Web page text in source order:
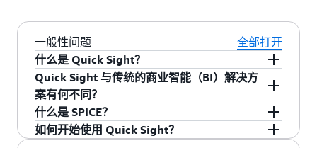
一般性问题
全部打开
什么是 Quick Sight？
Amazon Quick Sight 在 Quick 中提供人工智能支
持的 BI 功能，将数据转化为适用于所有人的战略
洞察，从而加快决策速度并改善业务成果。Quick
Sight 为所有企业数据来源提供统一情报，这使组
Quick Sight 与传统的商业智能（BI）解决方
案有何不同？
传统 BI 解决方案给组织带来了诸多阻碍。这些遗
留系统要求数据分析师和工程师团队花费数月时
什么是 SPICE？
Quick Sight 采用 SPICE 构建，后者是一种运行超
如何开始使用 Quick Sight？